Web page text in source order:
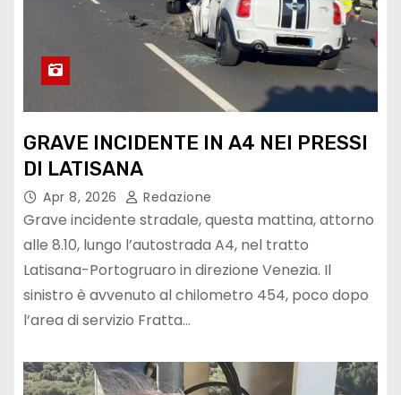
GRAVE INCIDENTE IN A4 NEI PRESSI
DI LATISANA
Apr 8, 2026 Redazione
Grave incidente stradale, questa mattina, attorno
alle 8.10, lungo l’autostrada A4, nel tratto
Latisana-Portogruaro in direzione Venezia. Il
sinistro è avvenuto al chilometro 454, poco dopo
l’area di servizio Fratta…